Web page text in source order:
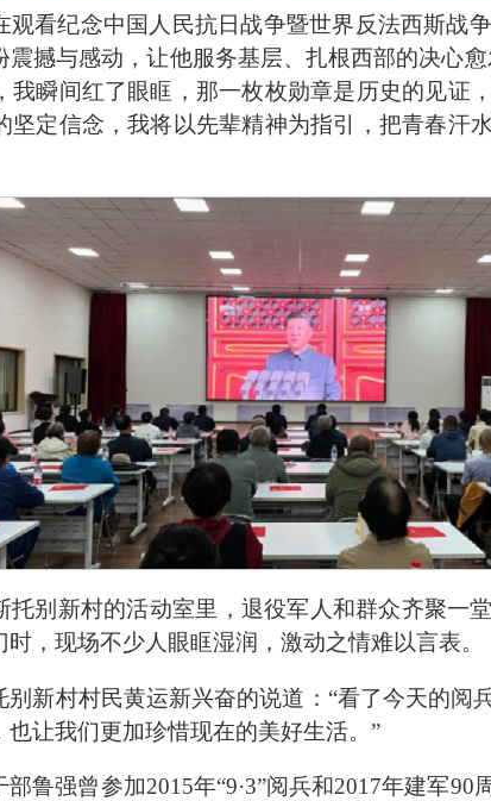
观看纪念中国人民抗日战争暨世界反法西斯战
撼与感动，让他服务基层、扎根西部的决心愈
我瞬间红了眼眶，那一枚枚勋章是历史的见证
坚定信念，我将以先辈精神为指引，把青春汗
托别新村的活动室里，退役军人和群众齐聚一
，现场不少人眼眶湿润，激动之情难以言表。
新村村民黄运新兴奋的说道： “看了今天的阅
让我们更加珍惜现在的美好生活。 ”
部鲁强曾参加2015年“9·3”阅兵和2017年建军90